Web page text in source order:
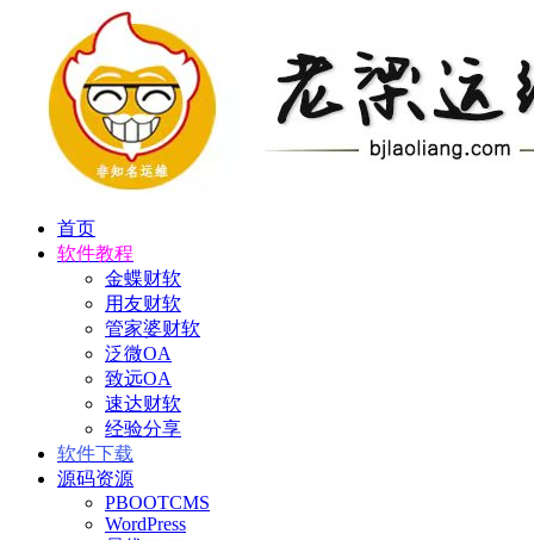
首页
软件教程
金蝶财软
用友财软
管家婆财软
泛微OA
致远OA
速达财软
经验分享
软件下载
源码资源
PBOOTCMS
WordPress